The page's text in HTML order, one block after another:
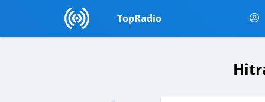
TopRadio